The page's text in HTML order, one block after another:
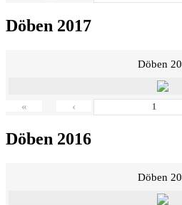
Döben 2017
Döben
« ‹
Döben 2016
Döben